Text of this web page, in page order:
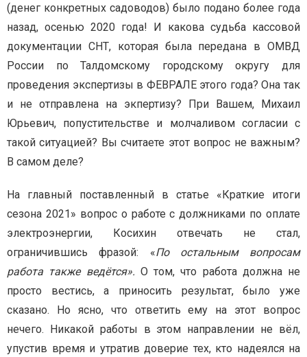
(денег конкретных садоводов) было подано более года
назад, осенью 2020 года! И какова судьба кассовой
документации СНТ, которая была передана в ОМВД
России по Талдомскому городскому округу для
проведения экспертизы в ФЕВРАЛЕ этого года? Она так
и не отправлена на экпертизу? При Вашем, Михаил
Юрьевич, попустительстве и молчаливом согласии с
такой ситуацией? Вы считаете этот вопрос не важным?
В самом деле?
На главный поставленный в статье «Краткие итоги
сезона 2021» вопрос о работе с должниками по оплате
электроэнергии, Косихин отвечать не стал,
ограничившись фразой: «По остальным вопросам
работа также ведётся». О том, что работа должна не
просто вестись, а приносить результат, было уже
сказано. Но ясно, что ответить ему на этот вопрос
нечего. Никакой работы в этом направлении не вёл,
упустив время и утратив доверие тех, кто надеялся на